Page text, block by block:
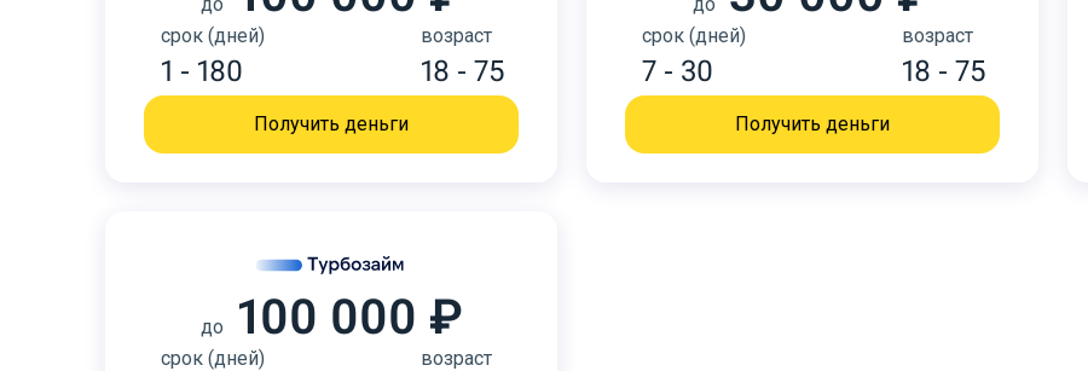
срок (дней)
1 - 180
возраст
18 - 75
Получить деньги
срок (дней)
7 - 30
возраст
18 - 75
Получить деньги
до 100 000 ₽
срок (дней) возраст